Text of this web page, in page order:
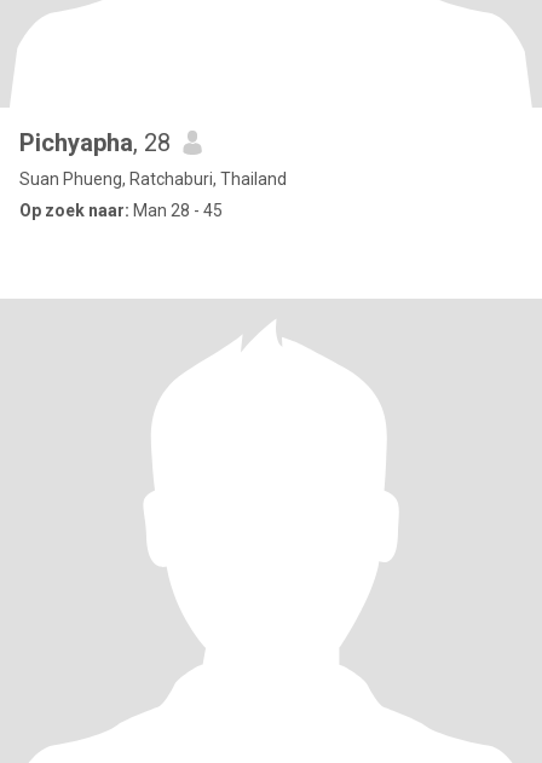
Pichyapha, 28
Suan Phueng, Ratchaburi, Thailand
Op zoek naar: Man 28 - 45